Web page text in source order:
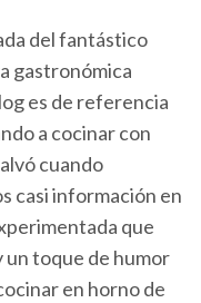
del fantástico
gastronómica
es de referencia
a cocinar con
cuando
casi información en
que
un toque de humor
en horno de